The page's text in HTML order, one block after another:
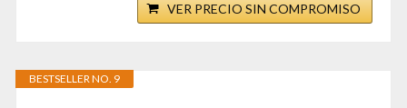
VER PRECIO SIN COMPROMISO
BESTSELLER NO. 9